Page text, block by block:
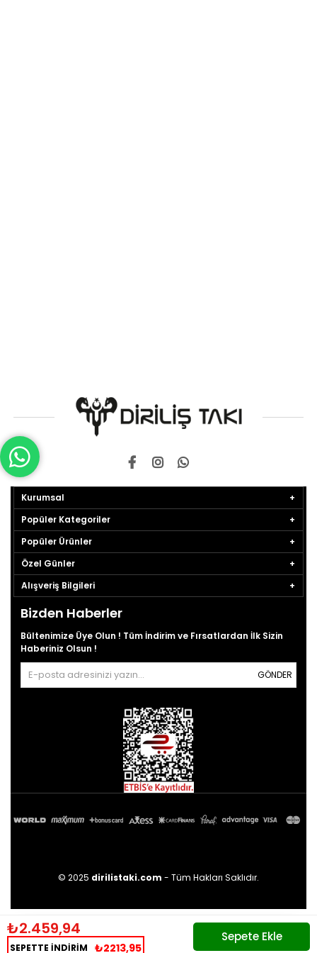
₺2.459,94
SEPETTE İNDİRİM ₺2213,95
Kurumsal
Popüler Kategoriler
Popüler Ürünler
Özel Günler
Alışveriş Bilgileri
Bizden Haberler
Bültenimize Üye Olun ! Tüm İndirim ve Fırsatlardan İlk Sizin
Haberiniz Olsun !
GÖNDER
© 2025 dirilistaki.com - Tüm Hakları Saklıdır.